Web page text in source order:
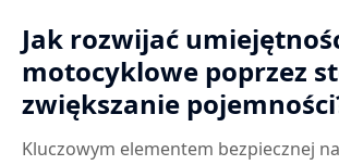
Jak rozwijać
motocyklowe poprzez
zwiększanie
Kluczowym elementem bezpiecznej